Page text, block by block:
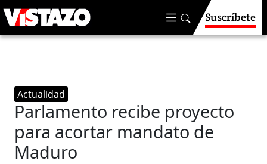
Suscríbete
Actualidad
Parlamento recibe proyecto
para acortar mandato de
Maduro